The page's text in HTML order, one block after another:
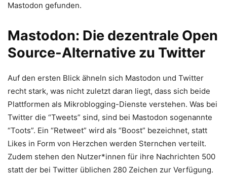
Mastodon gefunden.
Mastodon: Die dezentrale Open
Source-Alternative zu Twitter
Auf den ersten Blick ähneln sich Mastodon und Twitter
recht stark, was nicht zuletzt daran liegt, dass sich beide
Plattformen als Mikroblogging-Dienste verstehen. Was bei
Twitter die “Tweets” sind, sind bei Mastodon sogenannte
“Toots”. Ein “Retweet” wird als “Boost” bezeichnet, statt
Likes in Form von Herzchen werden Sternchen verteilt.
Zudem stehen den Nutzer*innen für ihre Nachrichten 500
statt der bei Twitter üblichen 280 Zeichen zur Verfügung.